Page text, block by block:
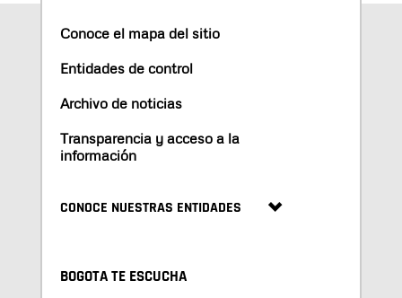
Conoce el mapa del sitio
Entidades de control
Archivo de noticias
Transparencia y acceso a la
información
CONOCE NUESTRAS ENTIDADES
BOGOTA TE ESCUCHA